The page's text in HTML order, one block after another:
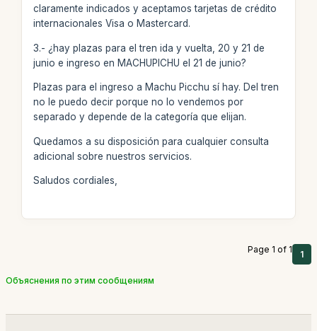
claramente indicados y aceptamos tarjetas de crédito
internacionales Visa o Mastercard.
3.- ¿hay plazas para el tren ida y vuelta, 20 y 21 de
junio e ingreso en MACHUPICHU el 21 de junio?
Plazas para el ingreso a Machu Picchu sí hay. Del tren
no le puedo decir porque no lo vendemos por
separado y depende de la categoría que elijan.
Quedamos a su disposición para cualquier consulta
adicional sobre nuestros servicios.
Saludos cordiales,
Page 1 of 1 1
Объяснения по этим сообщениям